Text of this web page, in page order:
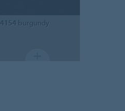
4154burgundy